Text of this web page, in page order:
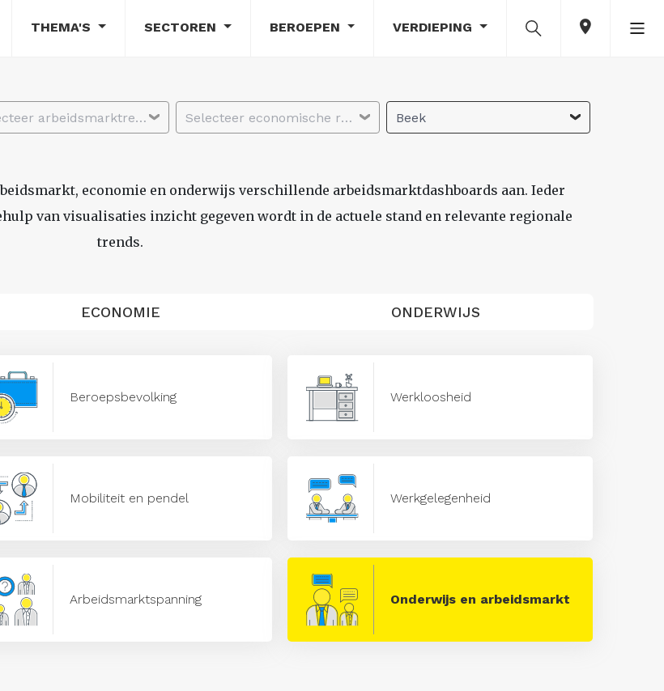
THEMA'S SECTOREN BEROEPEN VERDIEPING
Selecteer arbeidsmarktregio Selecteer economische regio Beek
economie en onderwijs verschillende arbeidsmarktdashboards aan. Ieder
van visualisaties inzicht gegeven wordt in de actuele stand en relevante regionale
trends.
ECONOMIE ONDERWIJS
Beroepsbevolking Werkloosheid
Mobiliteit en pendel Werkgelegenheid
Arbeidsmarktspanning Onderwijs en arbeidsmarkt